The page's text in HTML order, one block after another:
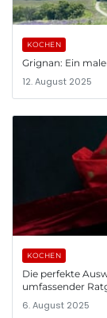
KOCHEN
Grignan: Ein
12. August 2025
KOCHEN
Die perfekte
umfassender
6. August 2025